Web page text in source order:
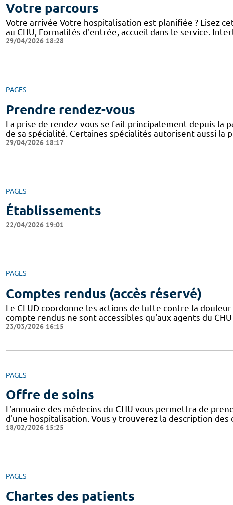
Votre parcours
Votre arrivée Votre hospitalisation est planifiée ? Lisez
au CHU, Formalités d'entrée, accueil dans le service.
29/04/2026 18:28
PAGES
Prendre rendez-vous
La prise de rendez-vous se fait principalement depuis la
de sa spécialité. Certaines spécialités autorisent aussi la
29/04/2026 18:17
PAGES
Établissements
22/04/2026 19:01
PAGES
Comptes rendus (accès réservé)
Le CLUD coordonne les actions de lutte contre la
compte rendus ne sont accessibles qu'aux agents du
23/03/2026 16:15
PAGES
Offre de soins
L'annuaire des médecins du CHU vous permettra de
d'une hospitalisation. Vous y trouverez la description
18/02/2026 15:25
PAGES
Chartes des patients